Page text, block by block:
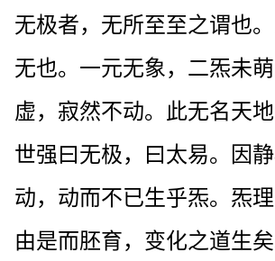
无极者，无所至至之谓也
无也。一元无象，二炁未
虚，寂然不动。此无名天
世强曰无极，曰太易。因
动，动而不已生乎炁。炁
由是而胚育，变化之道生